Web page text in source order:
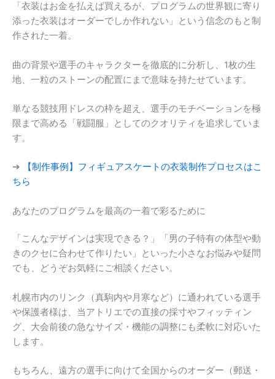
「衣装はお金を払えば買えるが、プログラムの世界観に寄り
添った衣装はオーダーでしか作れない」という信念のもと制
作された一着。
曲の背景や選手のキャラクターを徹底的に分析し、1枚の生
地、一粒のストーンの配置にまで意味を持たせています。
単なる競技用ドレスの枠を超え、選手のモチベーションを極
限まで高める「戦闘服」としてのクオリティを追求していま
す。
➔
【制作事例】フィギュアスケートの衣装制作プロセスはこ
ちら
あなたのプログラムを最高の一着で彩るために
「こんなデザインは実現できる？」「男の子特有の体型や動
きのクセに合わせて作りたい」といった小さなお悩みや疑問
でも、どうぞお気軽にご相談ください。
札幌市内のリンク（真駒内や月寒など）に通われている選手
や保護者様は、当アトリエでの直接の採寸やフィッティン
グ、大会前後の急なサイズ・機能の調整にも柔軟に対応いた
します。
もちろん、遠方の選手に向けて全国からのオーダー（郵送・